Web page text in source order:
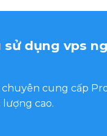
sử dụng vps
cung cấp
lượng cao.